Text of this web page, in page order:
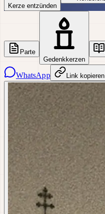
Kerze entzünden
Parte
Gedenkkerzen
WhatsApp Link kopieren